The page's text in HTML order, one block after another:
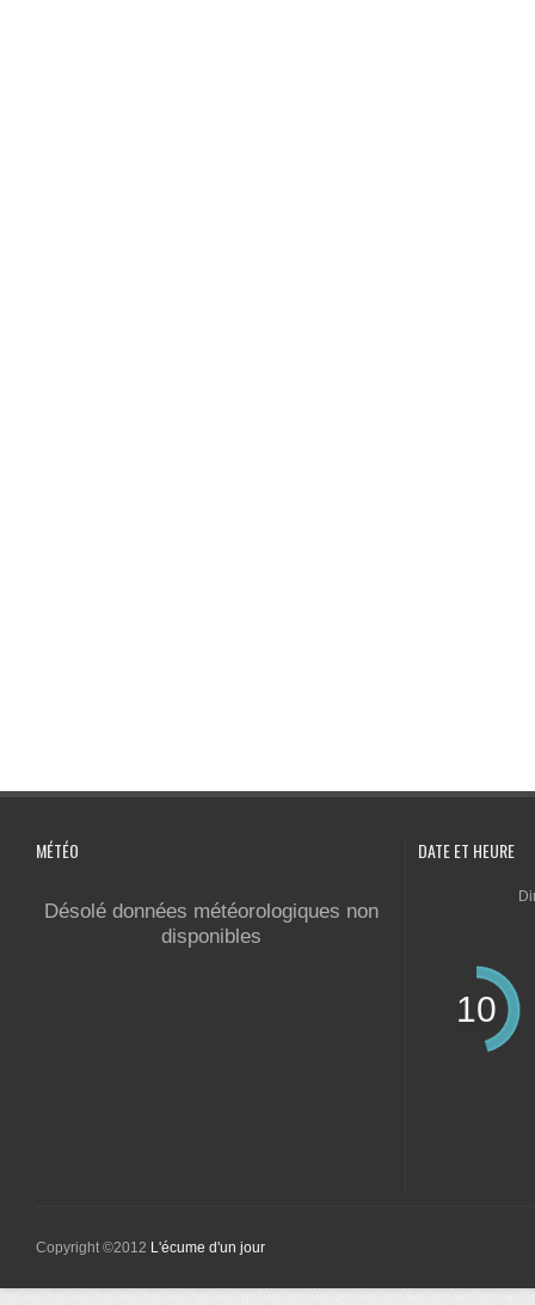
MÉTÉO
Désolé données météorologiques non
disponibles
DATE ET HEURE
10
Copyright ©2012 L'écume d'un jour